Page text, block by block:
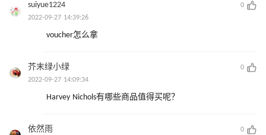
suiyue1224
0
2022-09-27 14:39:26
voucher怎么拿
芥末绿小绿
0
2022-09-27 14:09:34
Harvey Nichols有哪些商品值得买呢？
依然雨 0